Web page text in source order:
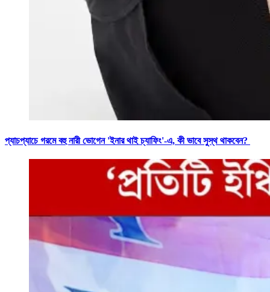
প্যাচপ্যাচে গরমে বহু নারী ভোগেন 'ইনার থাই চ্যাফিং'-এ, কী ভাবে সুস্থ থাকবেন?